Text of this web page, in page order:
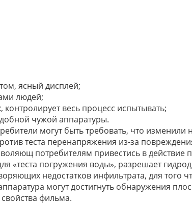
ясный дисплей;
людей;
весь процесс испытывать;
чужой аппаратуры.
могут быть требовать, что изменили
теста перенапряжения из-за
потребителям привестись в действие
«теста погружения воды», разрешает
недостатков инфильтрата, для того
могут достигнуть обнаружения
фильма.